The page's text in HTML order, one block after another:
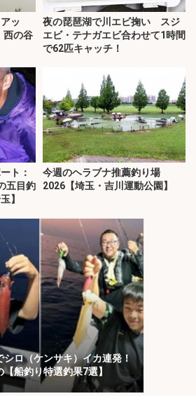
ッ
西の谷
夜の琵琶湖で川エビ掬い スジ
エビ・テナガエビ合わせて1時間
で62匹キャッチ！
ト：
五目釣
】
今週のヘラブナ推薦釣り場
2026【埼玉・吉川運動公園】
シロ（ケンサキ）イカ連発！
【船釣り特選釣果7選】